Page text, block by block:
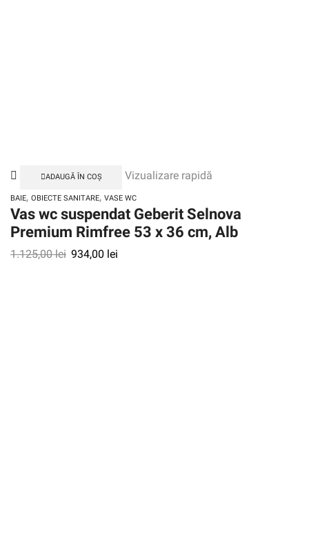
ADAUGĂ ÎN COȘ Vizualizare rapidă
BAIE, OBIECTE SANITARE, VASE WC
Vas wc suspendat Geberit Selnova
Premium Rimfree 53 x 36 cm, Alb
1.125,00lei 934,00 lei